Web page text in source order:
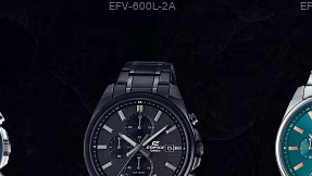
EFV-600L-2A